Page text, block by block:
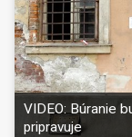
VIDEO: Búranie
pripravuje